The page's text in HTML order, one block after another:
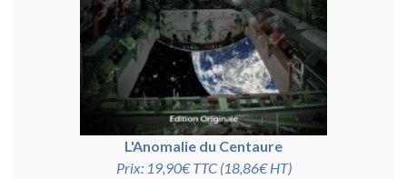
L'Anomalie du Centaure
Prix: 19,90€ TTC (18,86€ HT)